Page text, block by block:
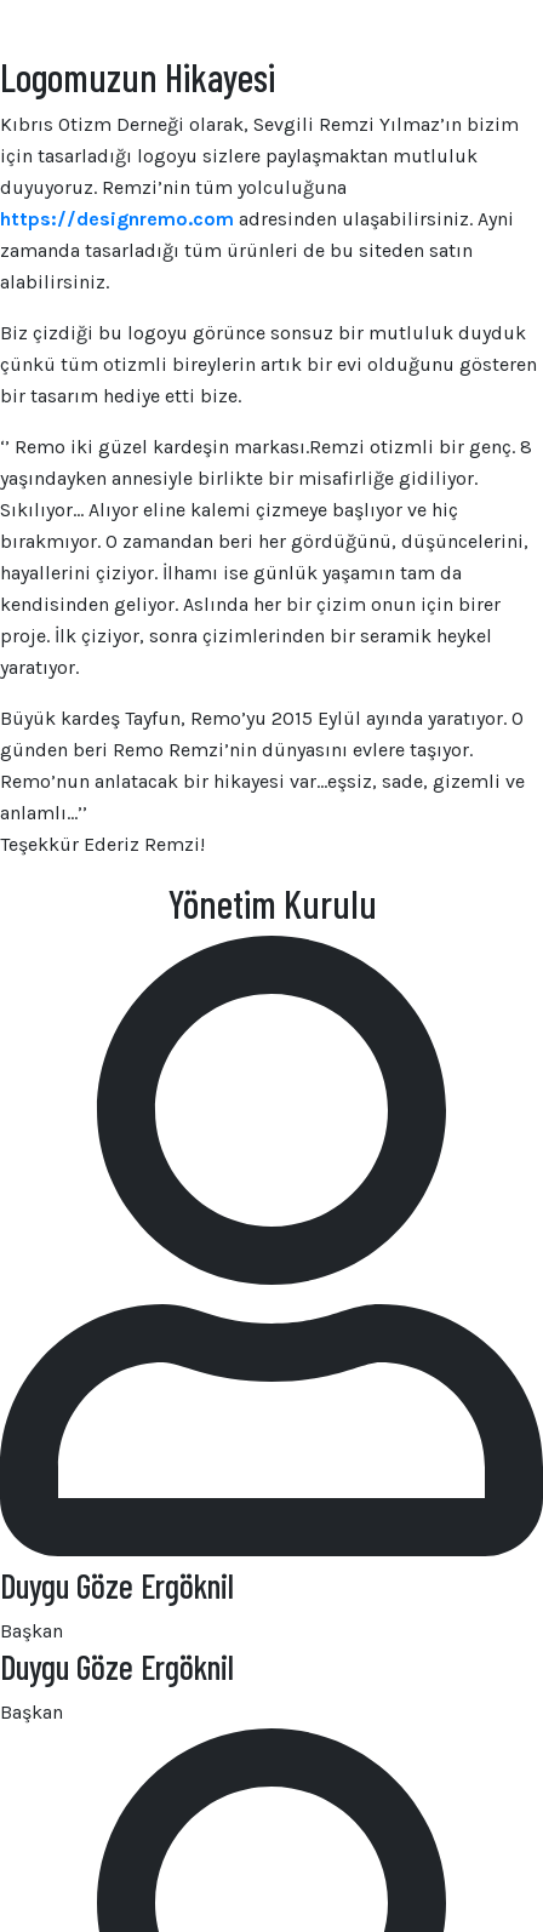
Logomuzun Hikayesi
Kıbrıs Otizm Derneği olarak, Sevgili Remzi Yılmaz’ın bizim
için tasarladığı logoyu sizlere paylaşmaktan mutluluk
duyuyoruz. Remzi’nin tüm yolculuğuna
https://designremo.com adresinden ulaşabilirsiniz. Ayni
zamanda tasarladığı tüm ürünleri de bu siteden satın
alabilirsiniz.
Biz çizdiği bu logoyu görünce sonsuz bir mutluluk duyduk
çünkü tüm otizmli bireylerin artık bir evi olduğunu gösteren
bir tasarım hediye etti bize.
‘’ Remo iki güzel kardeşin markası.Remzi otizmli bir genç. 8
yaşındayken annesiyle birlikte bir misafirliğe gidiliyor.
Sıkılıyor… Alıyor eline kalemi çizmeye başlıyor ve hiç
bırakmıyor. O zamandan beri her gördüğünü, düşüncelerini,
hayallerini çiziyor. İlhamı ise günlük yaşamın tam da
kendisinden geliyor. Aslında her bir çizim onun için birer
proje. İlk çiziyor, sonra çizimlerinden bir seramik heykel
yaratıyor.
Büyük kardeş Tayfun, Remo’yu 2015 Eylül ayında yaratıyor. O
günden beri Remo Remzi’nin dünyasını evlere taşıyor.
Remo’nun anlatacak bir hikayesi var…eşsiz, sade, gizemli ve
anlamlı…’’
Teşekkür Ederiz Remzi!
Yönetim Kurulu
Duygu Göze Ergöknil
Başkan
Duygu Göze Ergöknil
Başkan